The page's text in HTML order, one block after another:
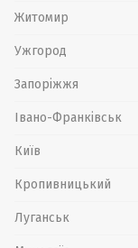
Житомир
Ужгород
Запоріжжя
Івано-Франківськ
Київ
Кропивницький
Луганськ